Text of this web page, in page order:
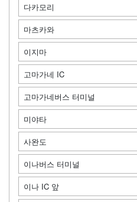
다카모리
마츠카와
이지마
고마가네 IC
고마가네버스 터미널
미야타
사완도
이나버스 터미널
이나 IC 앞